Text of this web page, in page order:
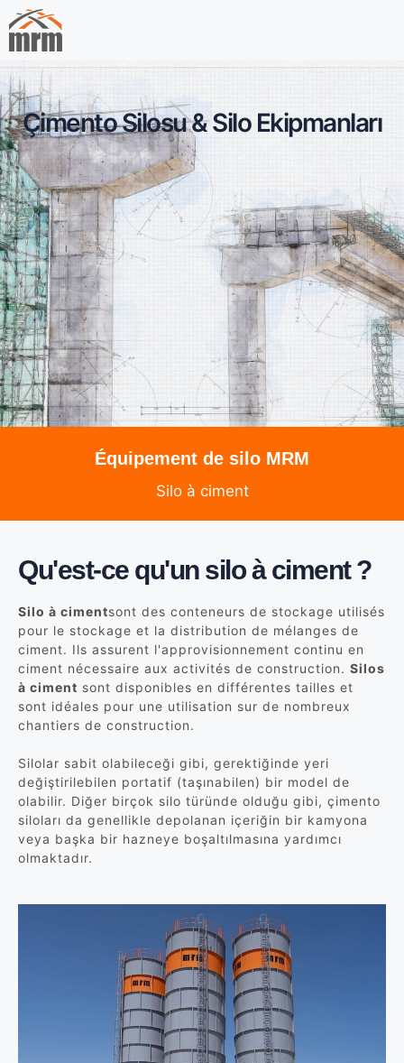
Çimento Silosu & Silo Ekipmanları
Équipement de silo MRM
Silo à ciment
Qu'est-ce qu'un silo à ciment ?
Silo à cimentsont des conteneurs de stockage utilisés
pour le stockage et la distribution de mélanges de
ciment. Ils assurent l'approvisionnement continu en
ciment nécessaire aux activités de construction. Silos
à ciment sont disponibles en différentes tailles et
sont idéales pour une utilisation sur de nombreux
chantiers de construction.
Silolar sabit olabileceği gibi, gerektiğinde yeri
değiştirilebilen portatif (taşınabilen) bir model de
olabilir. Diğer birçok silo türünde olduğu gibi, çimento
siloları da genellikle depolanan içeriğin bir kamyona
veya başka bir hazneye boşaltılmasına yardımcı
olmaktadır.